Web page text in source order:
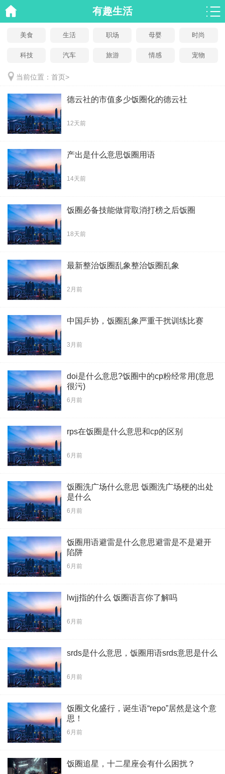
有趣生活
美食 生活 职场 母婴 时尚
科技 汽车 旅游 情感 宠物
当前位置： 首页>
德云社的市值多少饭圈化的德云社
12天前
产出是什么意思饭圈用语
14天前
饭圈必备技能做背取消打榜之后饭圈
18天前
最新整治饭圈乱象整治饭圈乱象
2月前
中国乒协，饭圈乱象严重干扰训练比赛
3月前
doi是什么意思?饭圈中的cp粉经常用(意思
很污)
6月前
rps在饭圈是什么意思和cp的区别
6月前
饭圈洗广场什么意思 饭圈洗广场梗的出处
是什么
6月前
饭圈用语避雷是什么意思避雷是不是避开
陷阱
6月前
lwjj指的什么 饭圈语言你了解吗
6月前
srds是什么意思，饭圈用语srds意思是什么
6月前
饭圈文化盛行，诞生语“repo”居然是这个意
思！
6月前
饭圈追星，十二星座会有什么困扰？